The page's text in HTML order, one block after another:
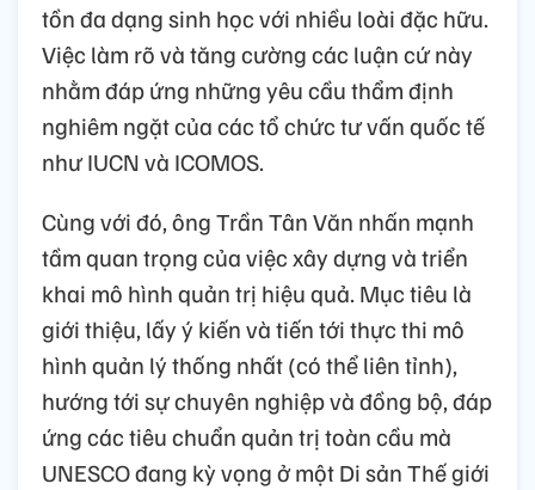
tồn đa dạng sinh học với nhiều loài đặc hữu.
Việc làm rõ và tăng cường các luận cứ này
nhằm đáp ứng những yêu cầu thẩm định
nghiêm ngặt của các tổ chức tư vấn quốc tế
như IUCN và ICOMOS.
Cùng với đó, ông Trần Tân Văn nhấn mạnh
tầm quan trọng của việc xây dựng và triển
khai mô hình quản trị hiệu quả. Mục tiêu là
giới thiệu, lấy ý kiến và tiến tới thực thi mô
hình quản lý thống nhất (có thể liên tỉnh),
hướng tới sự chuyên nghiệp và đồng bộ, đáp
ứng các tiêu chuẩn quản trị toàn cầu mà
UNESCO đang kỳ vọng ở một Di sản Thế giới